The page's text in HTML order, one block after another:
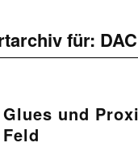
für: DAC
Glues und